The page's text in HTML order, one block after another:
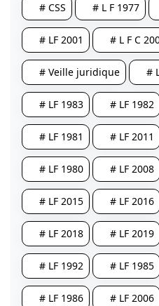
# CSS # L F 1977
# LF 2001 # L F C
# Veille juridique #
# LF 1983 # LF 1982
# LF 1981 # LF 2011
# LF 1980 # LF 2008
# LF 2015 # LF 2016
# LF 2018 # LF 2019
# LF 1992 # LF 1985
# LF 1986 # LF 2006